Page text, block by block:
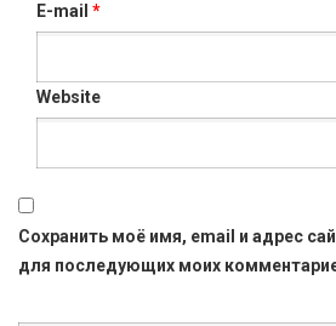
E-mail *
Website
Сохранить моё имя, email и адрес
для последующих моих